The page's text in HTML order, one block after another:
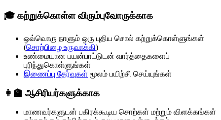
🎓 கற்றுக்கொள்ள விரும்புவோருக்காக
ஒவ்வொரு நாளும் ஒரு புதிய சொல் கற்றுக்கொள்ளுங்கள்
(சொற்பிழை உருவாக்கி)
உண்மையான பயன்பாட்டுடன் வார்த்தைகளைப்
புரிந்துகொள்ளுங்கள்
இணைப்பு தேர்வுகள் மூலம் பயிற்சி செய்யுங்கள்
👩‍🏫 ஆசிரியர்களுக்காக
மாணவர்களுடன் பகிரக்கூடிய சொற்கள் மற்றும் விளக்கங்கள்